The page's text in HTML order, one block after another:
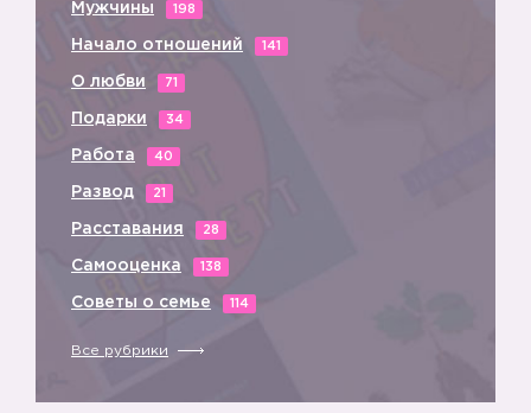
Мужчины 198
Начало отношений 141
О любви 71
Подарки 34
Работа 40
Развод 21
Расставания 28
Самооценка 138
Советы о семье 114
Все рубрики